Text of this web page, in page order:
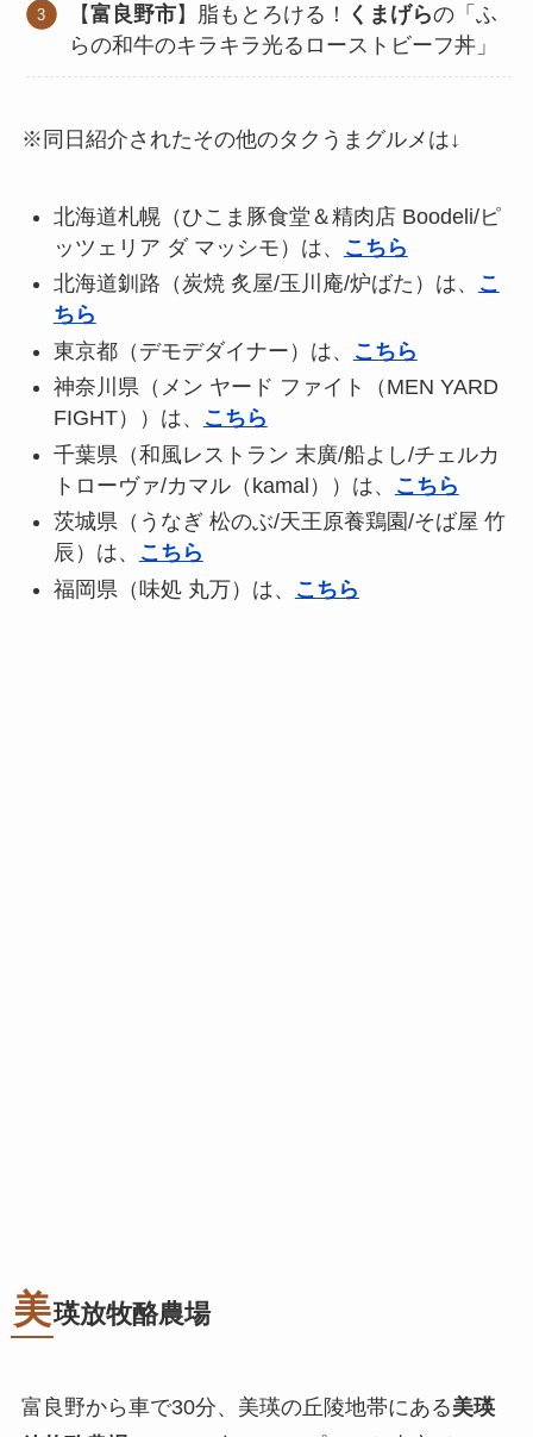
【富良野市】脂もとろける！ くまげらの「ふ
らの和牛のキラキラ光るローストビーフ丼」
※同日紹介されたその他のタクうまグルメは↓
北海道札幌（ひこま豚食堂＆精肉店 Boodeli/ピ
ッツェリア ダ マッシモ）は、
こちら
北海道釧路（炭焼 炙屋/玉川庵/炉ばた）は、
こ
ちら
東京都（デモデダイナー）は、
こちら
神奈川県（メン ヤード ファイト（MEN YARD
FIGHT））は、
こちら
千葉県（和風レストラン 末廣/船よし/チェルカ
トローヴァ/カマル（kamal））は、
こちら
茨城県（うなぎ 松のぶ/天王原養鶏園/そば屋 竹
辰）は、
こちら
福岡県（味処 丸万）は、
こちら
美瑛放牧酪農場
富良野から車で30分、美瑛の丘陵地帯にある美瑛